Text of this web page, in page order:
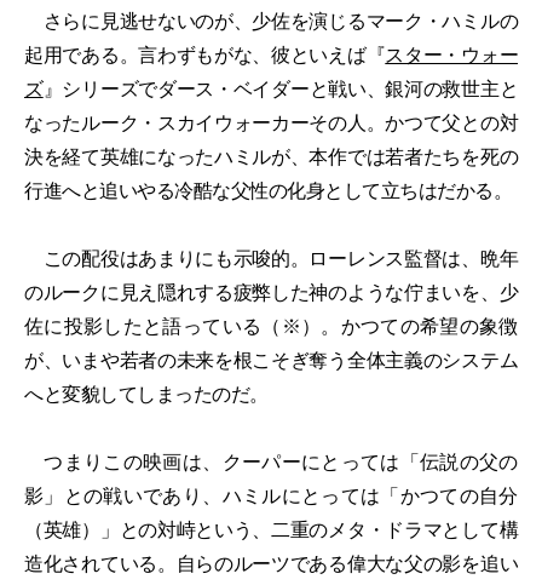
さらに見逃せないのが、少佐を演じるマーク・ハミルの
起用である。言わずもがな、彼といえば『スター・ウォー
ズ』シリーズでダース・ベイダーと戦い、銀河の救世主と
なったルーク・スカイウォーカーその人。かつて父との対
決を経て英雄になったハミルが、本作では若者たちを死の
行進へと追いやる冷酷な父性の化身として立ちはだかる。
この配役はあまりにも示唆的。ローレンス監督は、晩年
のルークに見え隠れする疲弊した神のような佇まいを、少
佐に投影したと語っている（※）。かつての希望の象徴
が、いまや若者の未来を根こそぎ奪う全体主義のシステム
へと変貌してしまったのだ。
つまりこの映画は、クーパーにとっては「伝説の父の
影」との戦いであり、ハミルにとっては「かつての自分
（英雄）」との対峙という、二重のメタ・ドラマとして構
造化されている。自らのルーツである偉大な父の影を追い